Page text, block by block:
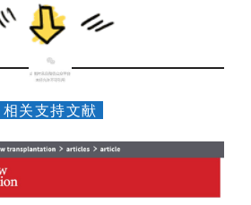
1
相关支持文献